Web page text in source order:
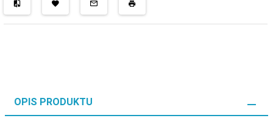
OPIS PRODUKTU